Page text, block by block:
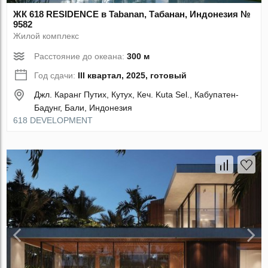
ЖК 618 RESIDENCE в Tabanan, Табанан, Индонезия №
9582
Жилой комплекс
Расстояние до океана:300 м
Год сдачи: III квартал, 2025, готовый
Джл. Каранг Путих, Кутух, Кеч. Kuta Sel., Кабупатен-
Бадунг, Бали, Индонезия
618 DEVELOPMENT